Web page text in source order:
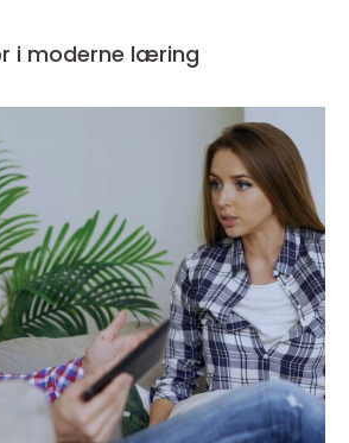
i moderne læring